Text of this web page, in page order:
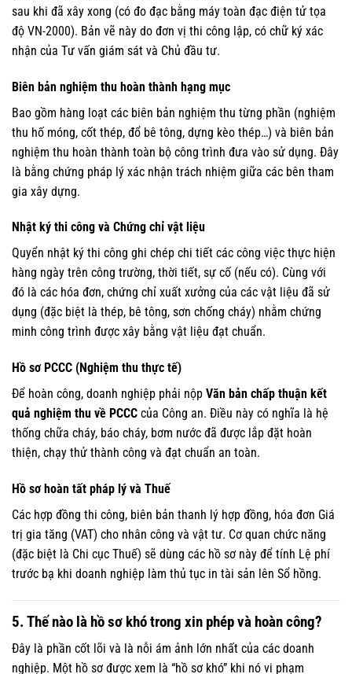
sau khi đã xây xong (có đo đạc bằng máy toàn đạc điện tử tọa
độ VN-2000). Bản vẽ này do đơn vị thi công lập, có chữ ký xác
nhận của Tư vấn giám sát và Chủ đầu tư.
Biên bản nghiệm thu hoàn thành hạng mục
Bao gồm hàng loạt các biên bản nghiệm thu từng phần (nghiệm
thu hố móng, cốt thép, đổ bê tông, dựng kèo thép…) và biên bản
nghiệm thu hoàn thành toàn bộ công trình đưa vào sử dụng. Đây
là bằng chứng pháp lý xác nhận trách nhiệm giữa các bên tham
gia xây dựng.
Nhật ký thi công và Chứng chỉ vật liệu
Quyển nhật ký thi công ghi chép chi tiết các công việc thực hiện
hàng ngày trên công trường, thời tiết, sự cố (nếu có). Cùng với
đó là các hóa đơn, chứng chỉ xuất xưởng của các vật liệu đã sử
dụng (đặc biệt là thép, bê tông, sơn chống cháy) nhằm chứng
minh công trình được xây bằng vật liệu đạt chuẩn.
Hồ sơ PCCC (Nghiệm thu thực tế)
Để hoàn công, doanh nghiệp phải nộp Văn bản chấp thuận kết
quả nghiệm thu về PCCC của Công an. Điều này có nghĩa là hệ
thống chữa cháy, báo cháy, bơm nước đã được lắp đặt hoàn
thiện, chạy thử thành công và đạt chuẩn an toàn.
Hồ sơ hoàn tất pháp lý và Thuế
Các hợp đồng thi công, biên bản thanh lý hợp đồng, hóa đơn Giá
trị gia tăng (VAT) cho nhân công và vật tư. Cơ quan chức năng
(đặc biệt là Chi cục Thuế) sẽ dùng các hồ sơ này để tính Lệ phí
trước bạ khi doanh nghiệp làm thủ tục in tài sản lên Sổ hồng.
5. Thế nào là hồ sơ khó trong xin phép và hoàn công?
Đây là phần cốt lõi và là nỗi ám ảnh lớn nhất của các doanh
nghiệp. Một hồ sơ được xem là “hồ sơ khó” khi nó vi phạm